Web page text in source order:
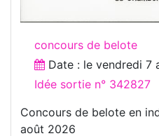
concours de belote
Date : le vendredi 7
Idée sortie n° 342827
Concours de belote en
août 2026